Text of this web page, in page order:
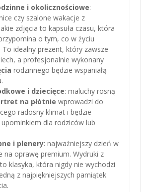
i okolicznościowe:
czy szalone wakacje z
zdjęcia to kapsuła czasu, która
o tym, co w życiu
To idealny prezent, który zawsze
a profesjonalnie wykonany
rodzinnego będzie wspaniałą
i dziecięce: maluchy rosną
na płótnie wprowadzi do
radosny klimat i będzie
dla rodziców lub
i plenery: najważniejszy dzień w
na oprawę premium. Wydruki z
klasyka, która nigdy nie wychodzi
z najpiękniejszych pamiątek